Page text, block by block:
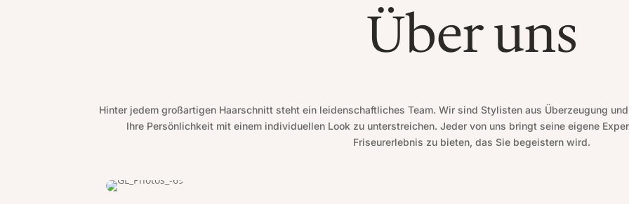
Über uns
Hinter jedem großartigen Haarschnitt steht ein leidenschaftliches Team. Wir sind Stylisten aus Überzeugung
Ihre Persönlichkeit mit einem individuellen Look zu unterstreichen. Jeder von uns bringt seine eigene
Friseurerlebnis zu bieten, das Sie begeistern wird.